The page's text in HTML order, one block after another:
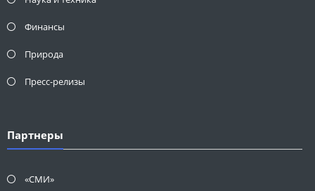
Финансы
Природа
Пресс-релизы
Партнеры
«СМИ»